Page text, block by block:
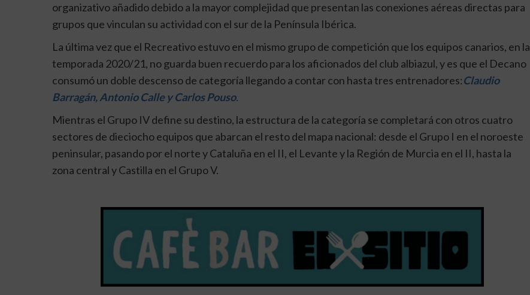
organizativo añadido debido a la mayor complejidad que presentan las conexiones aéreas directas para
grupos que vinculan su actividad con el sur de la Península Ibérica.
La última vez que el Recreativo estuvo en el mismo grupo de competición que los equipos canarios, en la
temporada 2020/21, no guarda buen recuerdo para los aficionados del club albiazul, y es que el Decano
consumó un doble descenso de categoría llegando a contar con hasta tres entrenadores:Claudio
Barragán, Antonio Calle y Carlos Pouso.
Mientras el Grupo IV define su destino, la estructura de la categoría se completará con otros cuatro
sectores de dieciocho equipos que abarcan el resto del mapa nacional: desde el Grupo I en el noroeste
peninsular, pasando por el norte y Cataluña en el II, el Levante y la Región de Murcia en el II, hasta la
zona central y Castilla en el Grupo V.